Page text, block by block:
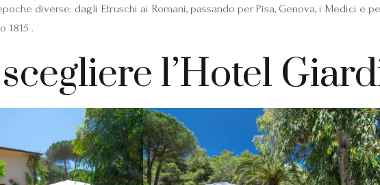
diverse: dagli Etruschi ai Romani, passando per Pisa, Genova, i Medici e
1815 .
l’Hotel